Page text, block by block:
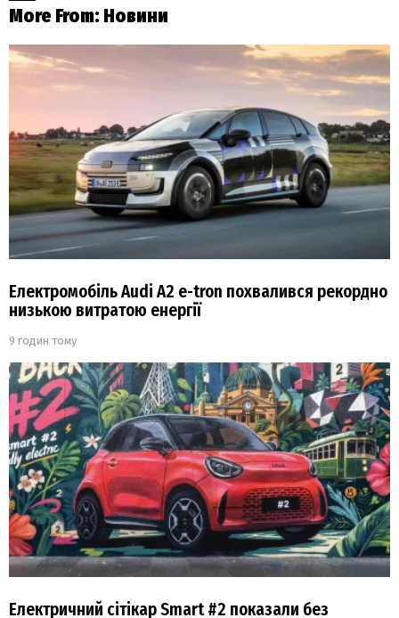
More From: Новини
Електромобіль Audi A2 e-tron похвалився рекордно
низькою витратою енергії
9 годин тому
Електричний сітікар Smart #2 показали без